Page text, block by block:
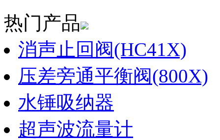
热门产品
消声止回阀(HC41X)
压差旁通平衡阀(800X)
水锤吸纳器
超声波流量计